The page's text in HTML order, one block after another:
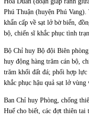
Phú Thuận (huyện Phú
khẩn cấp về sạt lở bờ biển,
bộ, chiến sĩ khắc phục tình
Bộ Chỉ huy Bộ đội Biên
huy động hàng trăm cán bộ,
trăm khối đất đá; phối hợp
khắc phục hậu quả sạt lở vùng
Ban Chỉ huy Phòng, chống
Huế cho biết, các đợt thiên tai